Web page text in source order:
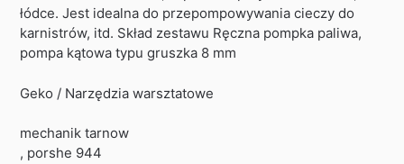
łódce. Jest idealna do przepompowywania cieczy do
karnistrów, itd. Skład zestawu Ręczna pompka paliwa,
pompa kątowa typu gruszka 8 mm
Geko / Narzędzia warsztatowe
mechanik tarnow
, porshe 944